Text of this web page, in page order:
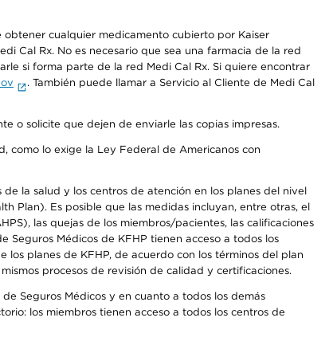
obtener cualquier medicamento cubierto por Kaiser
Cal Rx. No es necesario que sea una farmacia de la red
si forma parte de la red Medi Cal Rx. Si quiere encontrar
. También puede llamar a Servicio al Cliente de Medi Cal
o solicite que dejen de enviarle las copias impresas.
como lo exige la Ley Federal de Americanos con
la salud y los centros de atención en los planes del nivel
Plan). Es posible que las medidas incluyan, entre otras, el
las quejas de los miembros/pacientes, las calificaciones
Médicos de KFHP tienen acceso a todos los
planes de KFHP, de acuerdo con los términos del plan
procesos de revisión de calidad y certificaciones.
Seguros Médicos y en cuanto a todos los demás
los miembros tienen acceso a todos los centros de